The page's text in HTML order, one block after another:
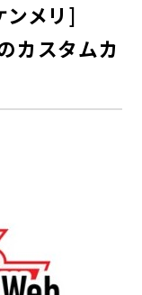
メリ]
カスタムカ